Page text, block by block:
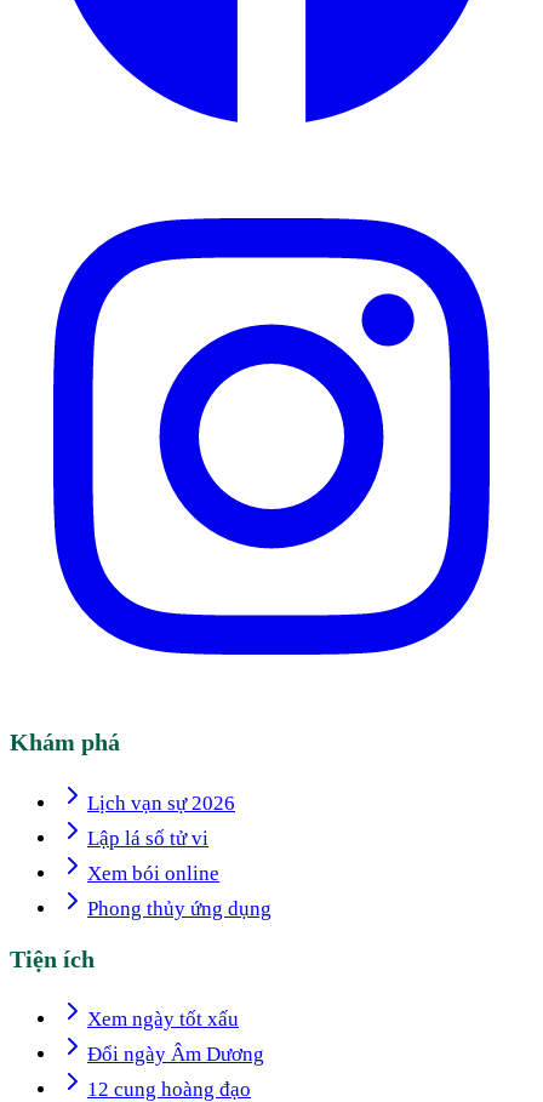
Khám phá
Lịch vạn sự 2026
Lập lá số tử vi
Xem bói online
Phong thủy ứng dụng
Tiện ích
Xem ngày tốt xấu
Đổi ngày Âm Dương
12 cung hoàng đạo